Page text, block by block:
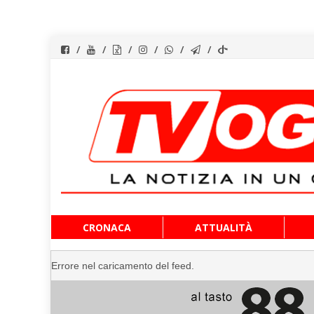
al
contenuto
CRONACA ATTUALITÀ
Errore nel caricamento del feed.